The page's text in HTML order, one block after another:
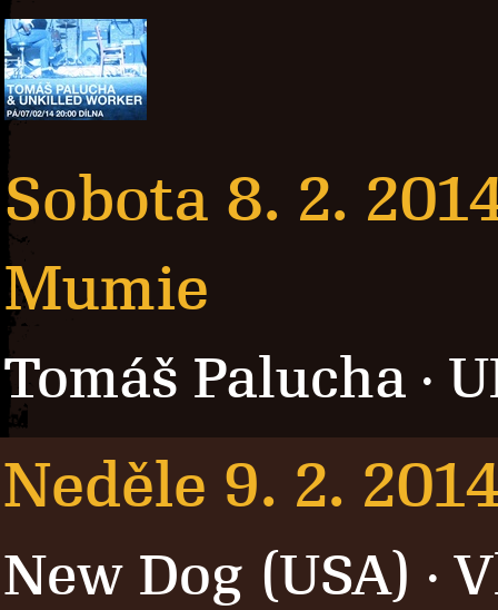
Sobota 8. 2.
Mumie
Tomáš Palucha ·
Neděle 9. 2.
New Dog (USA) ·